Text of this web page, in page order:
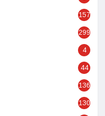
157
299
4
44
136
130